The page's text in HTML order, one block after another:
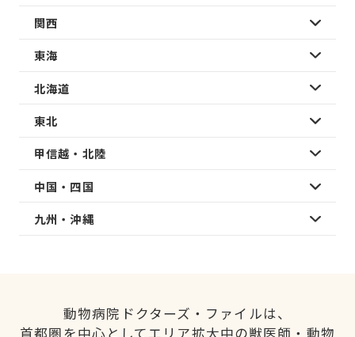
関西
東海
北海道
東北
甲信越・北陸
中国・四国
九州・沖縄
動物病院ドクターズ・ファイルは、
首都圏を中心としてエリア拡大中の獣医師・動物